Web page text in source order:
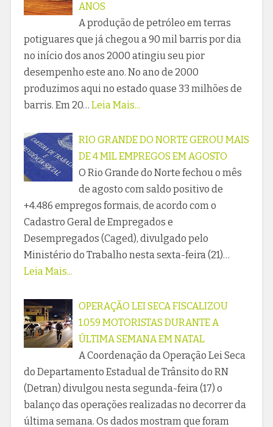
ANOS
A produção de petróleo em terras
potiguares que já chegou a 90 mil barris por dia
no início dos anos 2000 atingiu seu pior
desempenho este ano. No ano de 2000
produzimos aqui no estado quase 33 milhões de
barris. Em 20… Leia Mais...
RIO GRANDE DO NORTE GEROU MAIS
DE 4 MIL EMPREGOS EM AGOSTO
O Rio Grande do Norte fechou o mês
de agosto com saldo positivo de
+4.486 empregos formais, de acordo com o
Cadastro Geral de Empregados e
Desempregados (Caged), divulgado pelo
Ministério do Trabalho nesta sexta-feira (21)…
Leia Mais...
OPERAÇÃO LEI SECA FISCALIZOU
1.059 MOTORISTAS DURANTE A
ÚLTIMA SEMANA EM NATAL
A Coordenação da Operação Lei Seca
do Departamento Estadual de Trânsito do RN
(Detran) divulgou nesta segunda-feira (17) o
balanço das operações realizadas no decorrer da
última semana. Os dados mostram que foram